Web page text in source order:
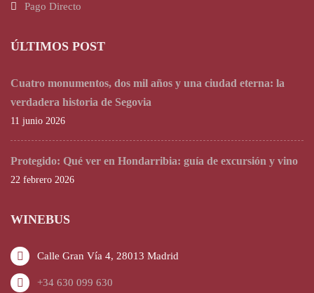
Pago Directo
ÚLTIMOS POST
Cuatro monumentos, dos mil años y una ciudad eterna: la
verdadera historia de Segovia
11 junio 2026
Protegido: Qué ver en Hondarribia: guía de excursión y vino
22 febrero 2026
WINEBUS
Calle Gran Vía 4, 28013 Madrid
+34 630 099 630